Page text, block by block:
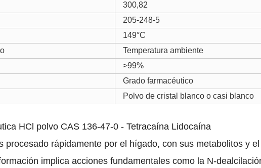
300,82
205-248-5
149°C
Temperatura ambiente
>99%
Grado farmacéutico
Polvo de cristal blanco o casi blanco
HCl polvo CAS 136-47-0 - Tetracaína Lidocaína
procesado rápidamente por el hígado, con sus metabolitos y
implica acciones fundamentales como la N-